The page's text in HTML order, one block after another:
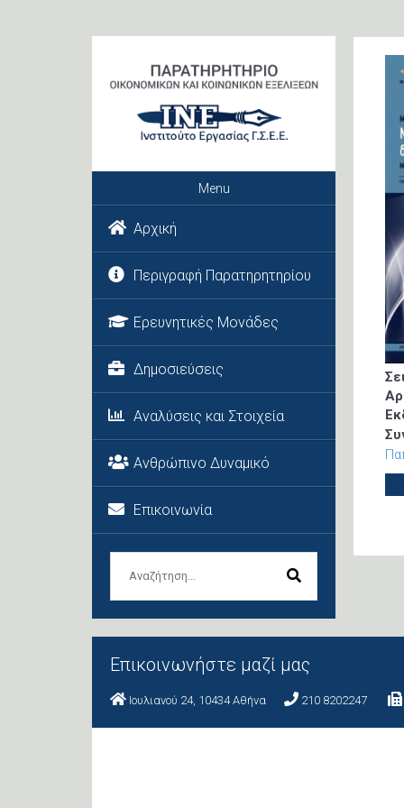
Menu
Αρχική
Περιγραφή Παρατηρητηρίου
Ερευνητικές Μονάδες
Δημοσιεύσεις
Αναλύσεις και Στοιχεία
Ανθρώπινο Δυναμικό
Επικοινωνία
Επικοινωνήστε μαζί μας
Ιουλιανού 24, 10434 Aθήνα 210 8202247